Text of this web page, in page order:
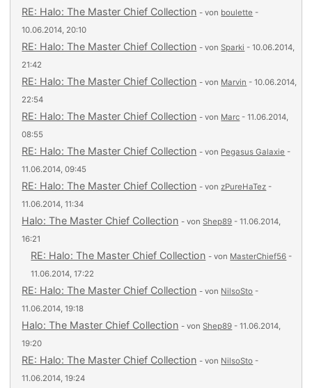
RE: Halo: The Master Chief Collection - von boulette -
10.06.2014, 20:10
RE: Halo: The Master Chief Collection - vonSparki - 10.06.2014,
21:42
RE: Halo: The Master Chief Collection - von Marvin - 10.06.2014,
22:54
RE: Halo: The Master Chief Collection - von Marc - 11.06.2014,
08:55
RE: Halo: The Master Chief Collection - von Pegasus Galaxie -
11.06.2014, 09:45
RE: Halo: The Master Chief Collection - vonzPureHaTez -
11.06.2014, 11:34
Halo: The Master Chief Collection - vonShep89 - 11.06.2014,
16:21
RE: Halo: The Master Chief Collection - von MasterChief56 -
11.06.2014, 17:22
RE: Halo: The Master Chief Collection - von NilsoSto -
11.06.2014, 19:18
Halo: The Master Chief Collection - vonShep89 - 11.06.2014,
19:20
RE: Halo: The Master Chief Collection - von NilsoSto -
11.06.2014, 19:24